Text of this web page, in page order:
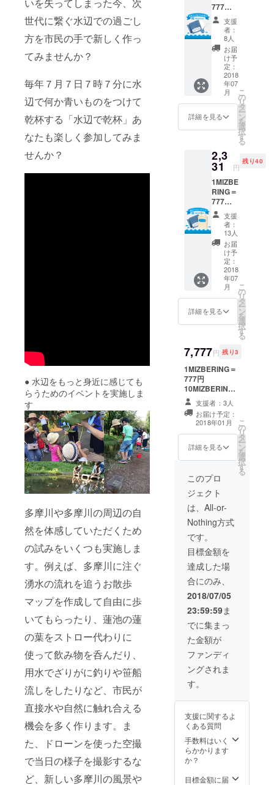
世代に繋ぐ水辺での過ごし
方を市民の手で新しく作っ
てみませんか？
毎年７月７日７時７分に水
辺で何か青いものをつけて
乾杯する「水辺で乾杯」あ
なたも楽しく参加してみま
せんか？
● 水辺をもっと身近に感じても
らうためのイベントを実施しま
す
多摩川や多摩川の周辺の自
然を体感していただくため
の試みをいくつも実施しま
す。例えば、多摩川に注ぐ
湧水の流れを追うお散歩
マップを作成して自由に歩
いてもらったり、蓮池の蓮
の葉をストロー代わりに
使って飲み物を呑んだり、
用水でざりがに釣りや笹船
流しをしたりなど、市民が
直接水や自然に触れ合える
機会を多く作ります。ま
た、ドローンを使った空撮
で当日の様子を撮影するな
ど、新しい多摩川の風景や
か、、とい
う希望のも
と、
「act634府
中」と名付
けた市民団
体が生まれ
ました。
「act634 府
中」は明確
活動を行っ
ているわけ
ではなく、
市民活動を
行うための
「プラット
フォー ム」
（枠組み）
です。 具体
の活動につ
いては、メ
ンバーそれ
ぞれの発意
賛同する 5
名のコアメ
ンバーと共
に賛同する
メンバーを
募って行
う、「ゆる
る市民団
ジェクト型
市民団体」
と呼んでい
ます。
仕事も家庭
も忙しい働
き盛りのメ
ンバーもた
くさんいる
なか、無理
なく、市民
活動に参加
できる新し
い形の市民
活動を模索
していま
act634府中
の
「Mizbering
2019in府
中」プロ
典の詳
細につ
いて
は、別
途発表
してい
きま
す。
■MIZBE
RINGin
府中オ
リジナ
た水辺
さんぽ
マップ
の2018
年版で
す。
■MIZBE
RINGin
府中の
Webサ
イトに
お名前
掲載
（ご希
望者の
み） ご
希望者
掲載を
れない
その旨
お申し
込み時
に備考
にてお
くださ
い。 ま
希望の
掲載名
がある
方につ
いて
も、備
載お願
いしま
す（企
業名な
ど可、
ロゴ
マーク
などは
不
可）。
777
円
2MIZBE
RING＝
1554円
■MIZBE
RINGin
府中オ
リジナ
ル手ぬ
ぐい こ
の手ぬ
ぐいを
持って
お店に
行こ
う！提
携店舗
にて、
ミズベ
リング
特典あ
り！ 特
典の詳
細につ
いて
は、別
途発表
してい
きま
す。
■MIZBE
リジナ
ルスト
ラップ
好評
だった
オリジ
ナルス
トラッ
プで
す！ ※
には店
ビスは
付きま
せん。
■MIZBE
府中の
Webサ
イトに
お名前
掲載
（ご希
み） ご
希望者
のみ掲
載です
ので、
掲載を
希望さ
その旨
お申し
込み時
に備考
にてお
知らせ
た、ご
支援
者：
8人
お届
け予
定：
2018
年07
月
詳細を見る
こ
の
リ
タ
ー
ン
を
選
択
す
る
2,3
31 円
残り40
1MIZBE
RING＝
777
円
3MIZBE
RING＝
2331円
■MIZBE
RINGin
府中オ
リジナ
ル手ぬ
ぐい こ
の手ぬ
ぐいを
持って
お店に
行こ
う！提
にて、
リング
特典あ
り！ 特
典の詳
細につ
途発表
してい
きま
す。
■MIZBE
RINGin
ルトー
トバッ
ク 昨年
大好評
だった
オリジ
ナル
トート
バック
です！
※今年は
トート
バック
ビスは
付きま
せん。
■MIZBE
RINGin
府中の
お名前
支援
者：
13人
お届
け予
定：
2018
年07
月
詳細を見る
こ
の
リ
タ
ー
ン
を
選
択
す
る
7,777円 残り3
1MIZBERING＝
777円
10MIZBERING
＝7777円
■MIZBERINGin
府中オリジナル
手ぬぐい この手
ぬぐいを持って
府中のお店に行
ング特典あり！
特典の詳細につ
いては、別途発
表していきま
す。
■MIZBERINGin
府中 活動報告
会へご招待 ※日
程未定
MIZBERINGin府
中開催後に活動
報告会を行いま
す。そちらへご
ます。
■MIZBERINGin
府中のWebサイ
トにお名前掲載
（ご希望者の
み） ご希望者の
み掲載ですの
で、掲載を希望
されない方は、
その旨お申し込
み時に備考にて
お知らせくださ
い。 また、ご希
望の掲載名があ
る方について
も、備考に記載
（企業名など
支援者：3人
お届け予定：
2018年01月
詳細を見る
こ
の
リ
タ
ー
ン
を
選
択
す
る
このプロ
ジェクト
は、All-or-
Nothing方式
です。
目標金額を
達成した場
合にのみ、
2018/07/05
23:59:59ま
でに集まっ
た金額が
ファンディ
ングされま
す。
支援に関するよ
くある質問
手数料はいく
らかかります
か？
目標金額に届